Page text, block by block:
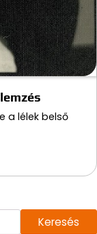
a lélek belső
Keresés